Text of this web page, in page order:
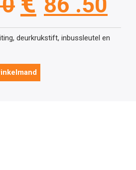
prijs
was:
deurkrukstift, inbussleutel en